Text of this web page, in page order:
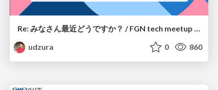
Re: みなさん最近どうですか？ / FGN tech meetup in 2021
udzura
0 860